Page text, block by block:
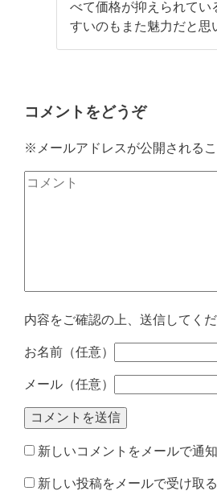
べて価格が抑えられてい
すいのもまた魅力だと思
コメントをどうぞ
※メールアドレスが公開されるこ
内容をご確認の上、送信してくだ
お名前（任意）
メール（任意）
新しいコメントをメールで通知
新しい投稿をメールで受け取る